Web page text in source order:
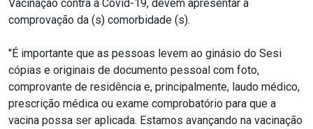
Vacinação contra a Covid-19, devem apresentar a
comprovação da (s) comorbidade (s).
"É importante que as pessoas levem ao ginásio do Sesi
cópias e originais de documento pessoal com foto,
comprovante de residência e, principalmente, laudo médico,
prescrição médica ou exame comprobatório para que a
vacina possa ser aplicada. Estamos avançando na vacinação